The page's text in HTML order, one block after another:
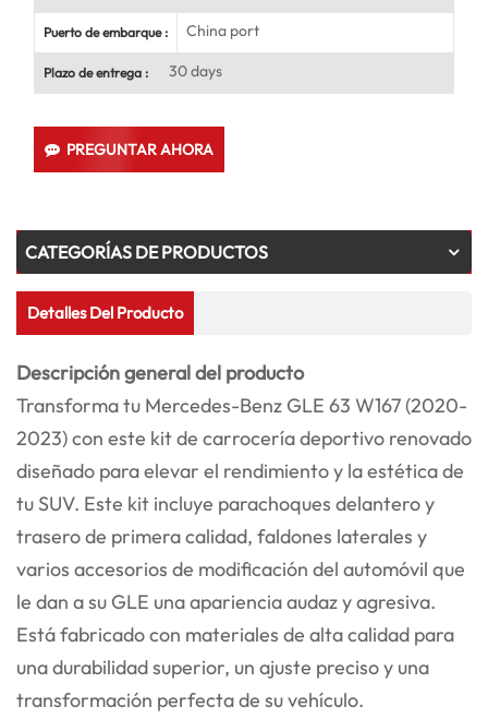
Puerto de embarque : China port
Plazo de entrega : 30 days
PREGUNTAR AHORA
CATEGORÍAS DE PRODUCTOS
Detalles Del Producto
Descripción general del producto
Transforma tu Mercedes-Benz GLE 63 W167 (2020-
2023) con este kit de carrocería deportivo renovado
diseñado para elevar el rendimiento y la estética de
tu SUV. Este kit incluye parachoques delantero y
trasero de primera calidad, faldones laterales y
varios accesorios de modificación del automóvil que
le dan a su GLE una apariencia audaz y agresiva.
Está fabricado con materiales de alta calidad para
una durabilidad superior, un ajuste preciso y una
transformación perfecta de su vehículo.